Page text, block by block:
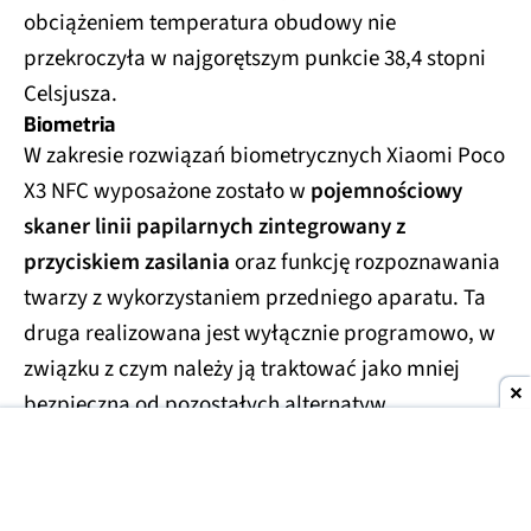
Galaxy
Xcover Pro
1542
Xiaomi Mi
9 SE
Xiaomi Mi
9T
2060
Xiaomi
Poco X3
NFC
2490 2010
Xiaomi
Redmi
Note 8T
1042 1814
Xiaomi
obciążeniem temperatura obudowy nie
przekroczyła w najgorętszym punkcie 38,4 stopni
Celsjusza.
Biometria
W zakresie rozwiązań biometrycznych Xiaomi Poco
X3 NFC wyposażone zostało w pojemnościowy
skaner linii papilarnych zintegrowany z
przyciskiem zasilaniaoraz funkcję rozpoznawania
twarzy z wykorzystaniem przedniego aparatu. Ta
druga realizowana jest wyłącznie programowo, w
związku z czym należy ją traktować jako mniej
bezpieczną od pozostałych alternatyw.